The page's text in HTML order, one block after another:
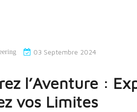
03 Septembre 2024
l’Aventure :
vos Limites